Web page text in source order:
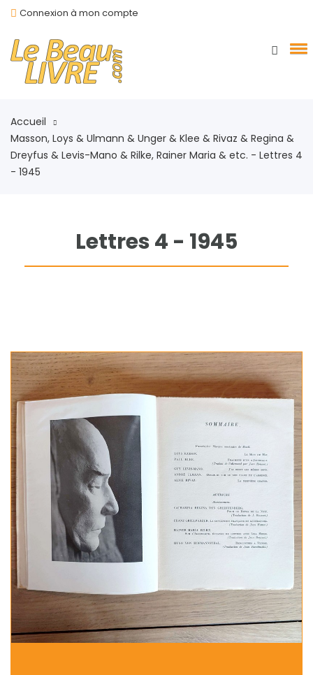
Connexion à mon compte
Accueil
Masson, Loys & Ulmann & Unger & Klee & Rivaz & Regina &
Dreyfus & Levis-Mano & Rilke, Rainer Maria & etc. - Lettres 4
- 1945
Lettres 4 - 1945